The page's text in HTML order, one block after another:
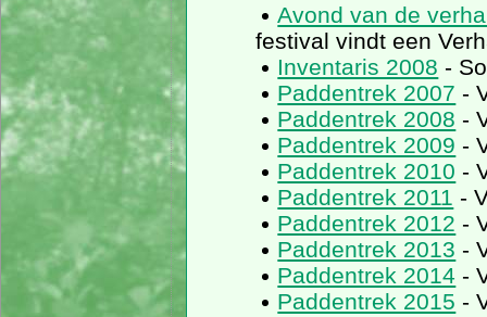
Avond van de
festival vindt een
Inventaris 2008 -
Paddentrek 2007 -
Paddentrek 2008 -
Paddentrek 2009 -
Paddentrek 2010 -
Paddentrek 2011 -
Paddentrek 2012 -
Paddentrek 2013 -
Paddentrek 2014 -
Paddentrek 2015 -